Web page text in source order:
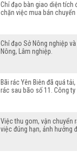
Chỉ đạo bàn giao diện tích
chặn việc mua bán
Chỉ đạo Sở Nông nghiệp
Nông, Lâm nghiệp.
Bãi rác Yên Biên đã quá
rác sau bão số 11. Công ty
Việc thu gom, vận chuyển
việc đúng hạn, ảnh hưởng